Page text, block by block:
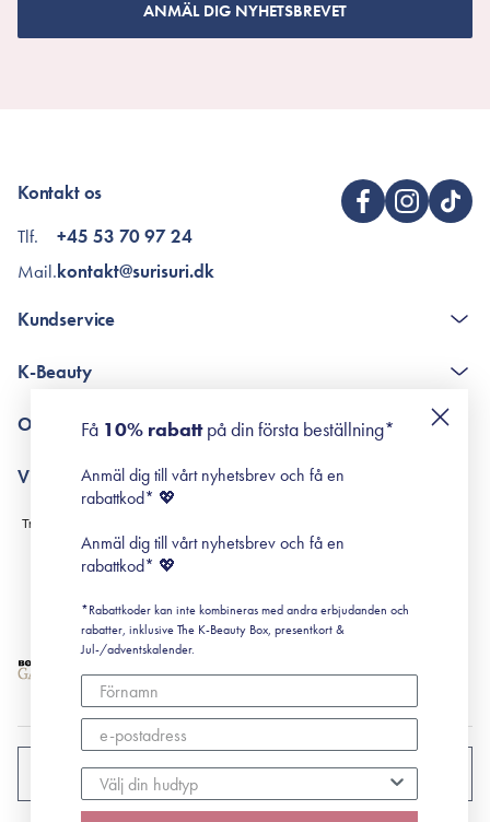
ANMÄL DIG NYHETSBREVET
Kontakt os
Tlf.
Mail.
+45 53 70 97 24
kontakt@surisuri.dk
Kundservice
Poängshop - frågor och svar
K-Beauty
Retinol för nybörjare
Om Surisuri
Black Friday
Villkor
Leverans & Retur
Köpvillkor
Prenumerationsvillkor
Cookiepolicy
SVERIGE
Få 10% rabattpå din första beställning*
Anmäl dig till vårt nyhetsbrev och få en
rabattkod* 💖
Anmäl dig till vårt nyhetsbrev och få en
rabattkod* 💖
*Rabattkoder kan inte kombineras med andra erbjudanden och
rabatter, inklusive The K-Beauty Box, presentkort &
Jul-/adventskalender.